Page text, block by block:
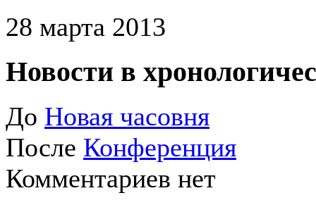
28 марта 2013
Новости в
До Новая часовня
После Конференция
Комментариев нет